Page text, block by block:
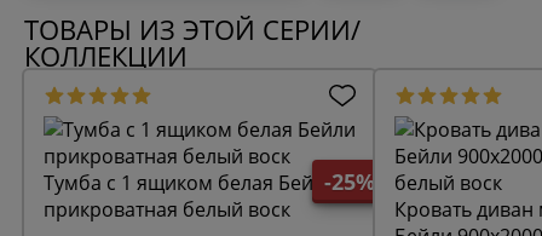
ТОВАРЫ ИЗ ЭТОЙ СЕРИИ/
КОЛЛЕКЦИИ
-25%
Тумба с 1 ящиком белая Бейли
прикроватная белый воск
Кровать